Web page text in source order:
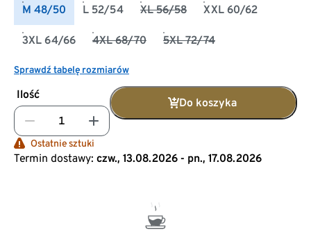
M 48/50 L 52/54 XL 56/58 XXL 60/62
3XL 64/66 4XL 68/70 5XL 72/74
Sprawdź tabelę rozmiarów
Ilość
Do koszyka
Ostatnie sztuki
Termin dostawy: czw., 13.08.2026 - pn., 17.08.2026